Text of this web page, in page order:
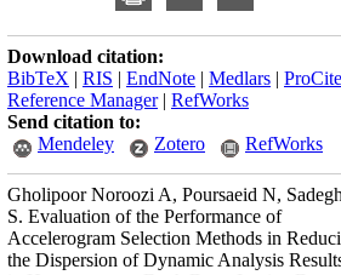
Download citation:
BibTeX | RIS | EndNote | Medlars | ProCite
Reference Manager| RefWorks
Send citation to:
Mendeley
Zotero RefWorks
Gholipoor Noroozi A, Poursaeid N,
S. Evaluation of the Performance of
Accelerogram Selection Methods in
the Dispersion of Dynamic Analysis